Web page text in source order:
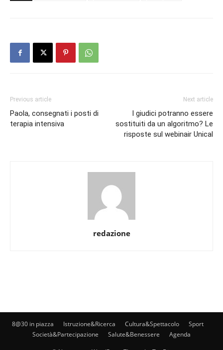
Previous article
Paola, consegnati i posti di
terapia intensiva
Next article
I giudici potranno essere
sostituiti da un algoritmo? Le
risposte sul webinair Unical
redazione
8@30 in piazza Istruzione&Ricerca Cultura&Spettacolo
Sport
Società&Partecipazione
Salute&Benessere Agenda